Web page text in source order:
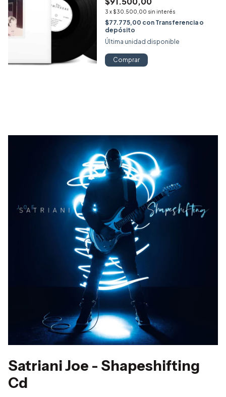
3 x $30.500,00 sin interés
$77.775,00 con Transferencia o
depósito
Última unidad disponible
Comprar
Satriani Joe - Shapeshifting
Cd